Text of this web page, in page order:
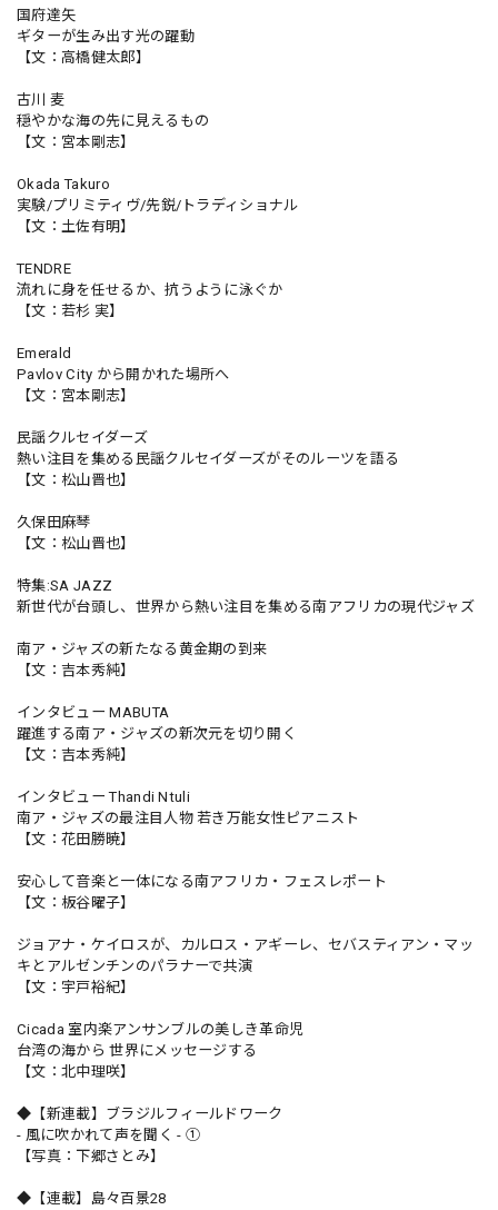
国府達矢
ギターが生み出す光の躍動
【文：高橋健太郎】
古川 麦
穏やかな海の先に見えるもの
【文：宮本剛志】
Okada Takuro
実験/プリミティヴ/先鋭/トラディショナル
【文：土佐有明】
TENDRE
流れに身を任せるか、抗うように泳ぐか
【文：若杉 実】
Emerald
Pavlov City から開かれた場所へ
【文：宮本剛志】
民謡クルセイダーズ
熱い注目を集める民謡クルセイダーズがそのルーツを語る
【文：松山晋也】
久保田麻琴
【文：松山晋也】
特集:SA JAZZ
新世代が台頭し、世界から熱い注目を集める南アフリカの現代ジャズ
南ア・ジャズの新たなる黄金期の到来
【文：吉本秀純】
インタビュー MABUTA
躍進する南ア・ジャズの新次元を切り開く
【文：吉本秀純】
インタビュー Thandi Ntuli
南ア・ジャズの最注目人物 若き万能女性ピアニスト
【文：花田勝暁】
安心して音楽と一体になる南アフリカ・フェスレポート
【文：板谷曜子】
ジョアナ・ケイロスが、カルロス・アギーレ、セバスティアン・マッ
キとアルゼンチンのパラナーで共演
【文：宇戸裕紀】
Cicada 室内楽アンサンブルの美しき革命児
台湾の海から 世界にメッセージする
【文：北中理咲】
◆【新連載】ブラジルフィールドワーク
- 風に吹かれて声を聞く - ①
【写真：下郷さとみ】
◆【連載】島々百景28